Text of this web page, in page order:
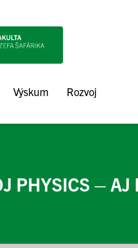
Výskum Rozvoj
PHYSICS – AJ